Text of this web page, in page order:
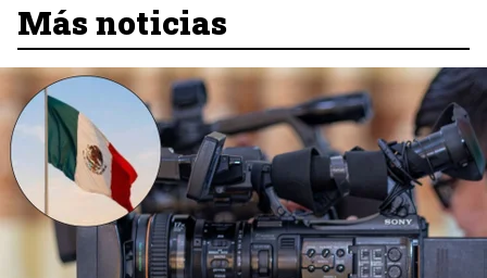
Más noticias